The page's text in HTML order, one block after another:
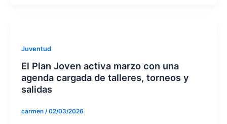
Juventud
El Plan Joven activa marzo con una
agenda cargada de talleres, torneos y
salidas
carmen /02/03/2026